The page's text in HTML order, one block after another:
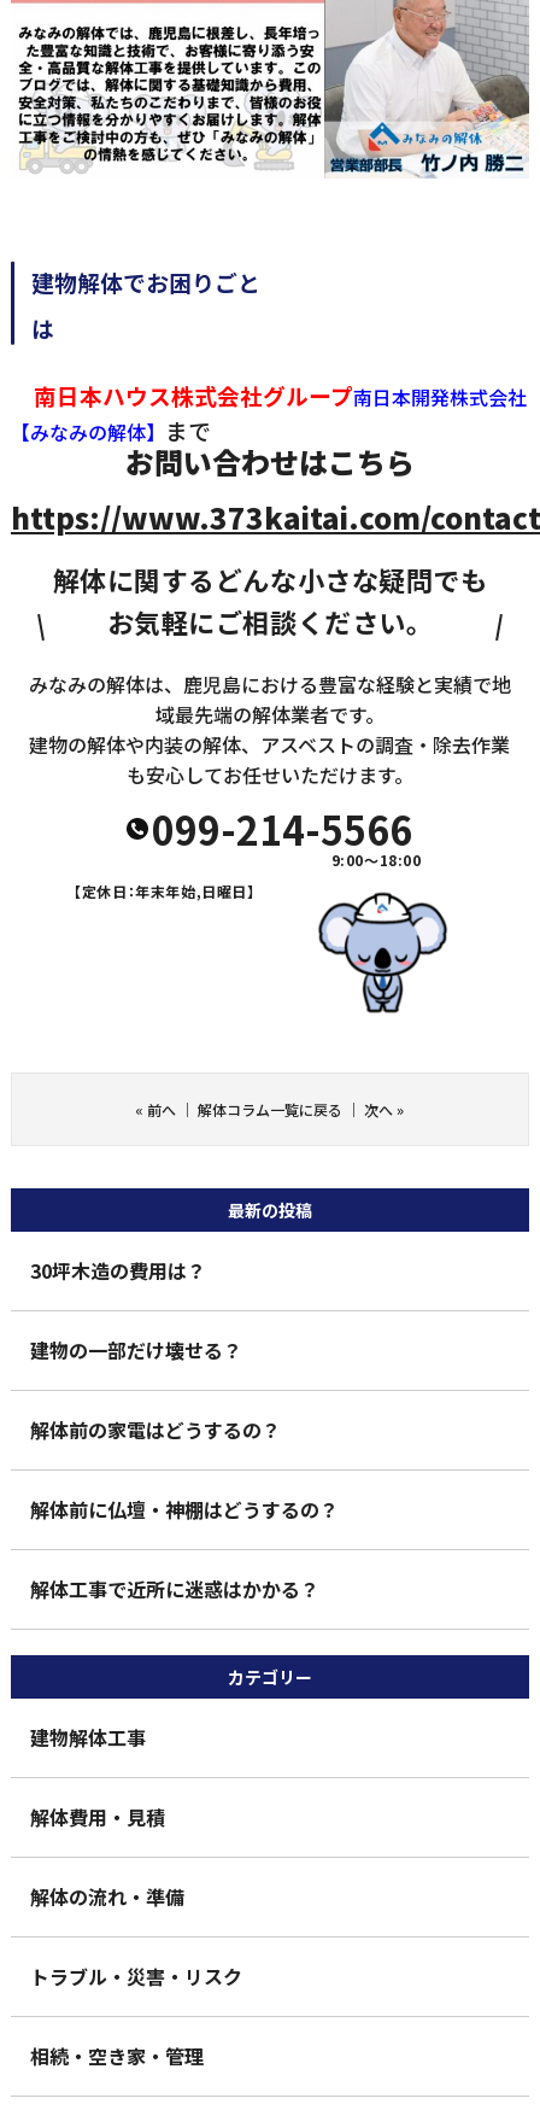
建物解体でお困りごと
南日本ハウス株式会社グループ南日本開発株式会社
【みなみの解体】 まで
お問い合わせはこちら
https://www.373kaitai.com/
解体に関するどんな小さな疑問でも
お気軽にご相談ください。
みなみの解体は、鹿児島における豊富な経験と実績で地
域最先端の解体業者です。
建物の解体や内装の解体、アスベストの調査・除去作業
も安心してお任せいただけます。
099-214-5566
9:00～18:00
【定休日：年末年始,日曜日】
« 前へ ｜解体コラム一覧に戻る ｜次へ»
最新の投稿
30坪木造の費用は？
建物の一部だけ壊せる？
解体前の家電はどうするの？
解体前に仏壇・神棚はどうするの？
解体工事で近所に迷惑はかかる？
カテゴリー
建物解体工事
解体費用・見積
解体の流れ・準備
トラブル・災害・リスク
相続・空き家・管理